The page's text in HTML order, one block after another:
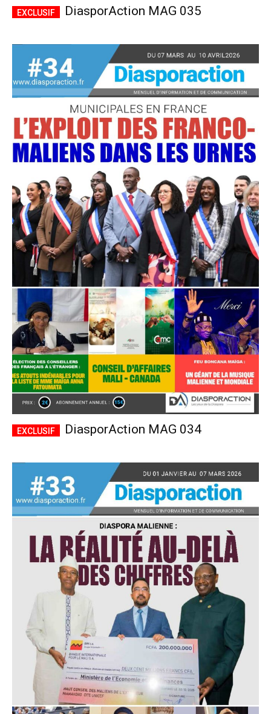
DiasporAction MAG 035
DiasporAction MAG 034